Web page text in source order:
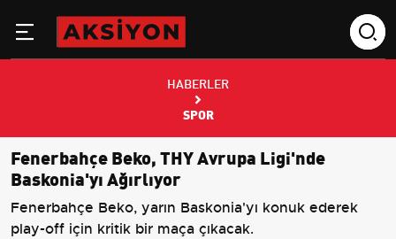
HABERLER
SPOR
Fenerbahçe Beko, THY Avrupa Ligi'nde
Baskonia'yı Ağırlıyor
Fenerbahçe Beko, yarın Baskonia'yı konuk ederek
play-off için kritik bir maça çıkacak.